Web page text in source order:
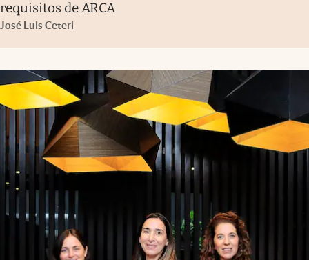
requisitos de ARCA
José Luis Ceteri